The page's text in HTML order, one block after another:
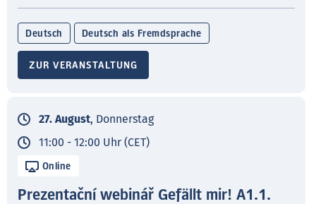
Deutsch Deutsch als Fremdsprache
ZUR VERANSTALTUNG
27. August, Donnerstag
11:00 - 12:00 Uhr (CET)
Online
Prezentační webinář Gefällt mir! A1.1.